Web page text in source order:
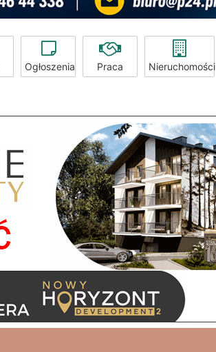
Ogłoszenia Praca Nieruchomości